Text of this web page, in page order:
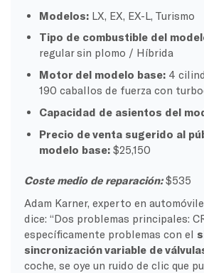
Modelos: LX, EX, EX-L, Turismo
Tipo de combustible del
regular sin plomo / Híbrida
Motor del modelo base: 4
190 caballos de fuerza con
Capacidad de asientos del
Precio de venta sugerido al
modelo base: $25,150
Coste medio de reparación:$535
Adam Karner, experto en
dice: “Dos problemas principales:
específicamente problemas con el
sincronización variable de
coche, se oye un ruido de clic que